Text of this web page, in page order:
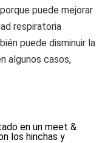
puede mejorar
respiratoria
puede disminuir la
algunos casos,